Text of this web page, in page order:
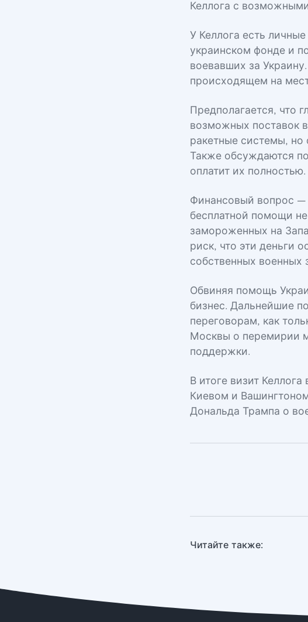
Келлога с
У Келлога есть
украинском фонде и
воевавших за
происходящем на
Предполагается, что
возможных поставок
ракетные системы,
Также обсуждаются
оплатит их полностью.
Финансовый вопрос —
бесплатной помощи
замороженных на
риск, что эти деньги
собственных военных
Обвиняя помощь
бизнес. Дальнейшие
переговорам, как
Москвы о перемирии
поддержки.
В итоге визит
Киевом и
Дональда Трампа о
Читайте также: